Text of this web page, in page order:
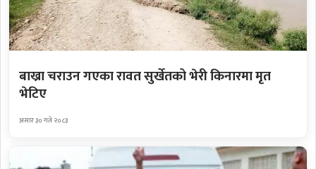
बाख्रा चराउन गएका रावत सुर्खेतको भेरी किनारमा मृत
भेटिए
असार ३० गते २०८३